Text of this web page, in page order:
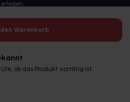
den Warenkorb
ob das Produkt vorrätig ist.
gesund.de GmbH &
Co. KG